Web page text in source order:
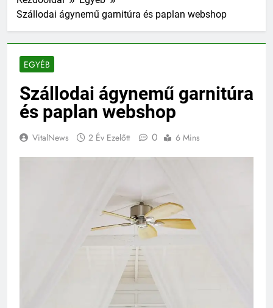
Szállodai ágynemű garnitúra és paplan webshop
EGYÉB
Szállodai ágynemű garnitúra
és paplan webshop
VitalNews 2 Év Ezelőtt 0 6 Mins